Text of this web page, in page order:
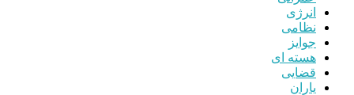
انرژی
نظامی
جوایز
هسته ای
قضایی
یاران